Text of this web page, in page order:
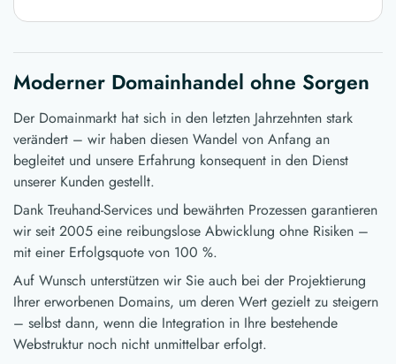
Moderner Domainhandel ohne Sorgen
Der Domainmarkt hat sich in den letzten Jahrzehnten stark
verändert – wir haben diesen Wandel von Anfang an
begleitet und unsere Erfahrung konsequent in den Dienst
unserer Kunden gestellt.
Dank Treuhand-Services und bewährten Prozessen garantieren
wir seit 2005 eine reibungslose Abwicklung ohne Risiken –
mit einer Erfolgsquote von 100 %.
Auf Wunsch unterstützen wir Sie auch bei der Projektierung
Ihrer erworbenen Domains, um deren Wert gezielt zu steigern
– selbst dann, wenn die Integration in Ihre bestehende
Webstruktur noch nicht unmittelbar erfolgt.